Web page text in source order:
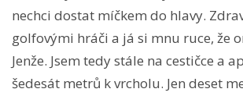
nechci dostat míčkem do hlavy.
golfovými hráči a já si mnu ruce, že
Jenže. Jsem tedy stále na cestičce a
šedesát metrů k vrcholu. Jen deset